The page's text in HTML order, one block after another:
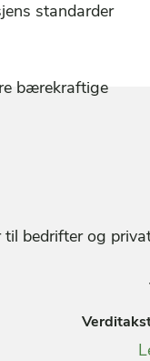
standarder
bærekraftige
bedrifter og